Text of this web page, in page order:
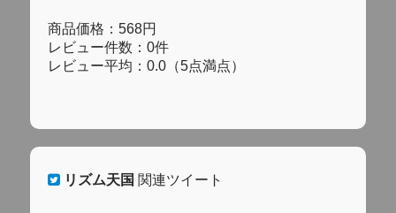
商品価格：568円
レビュー件数：0件
レビュー平均：0.0（5点満点）
リズム天国 関連ツイート